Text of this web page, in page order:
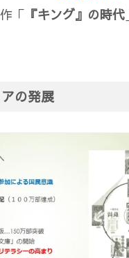
「 『キング』の時代
アの発展